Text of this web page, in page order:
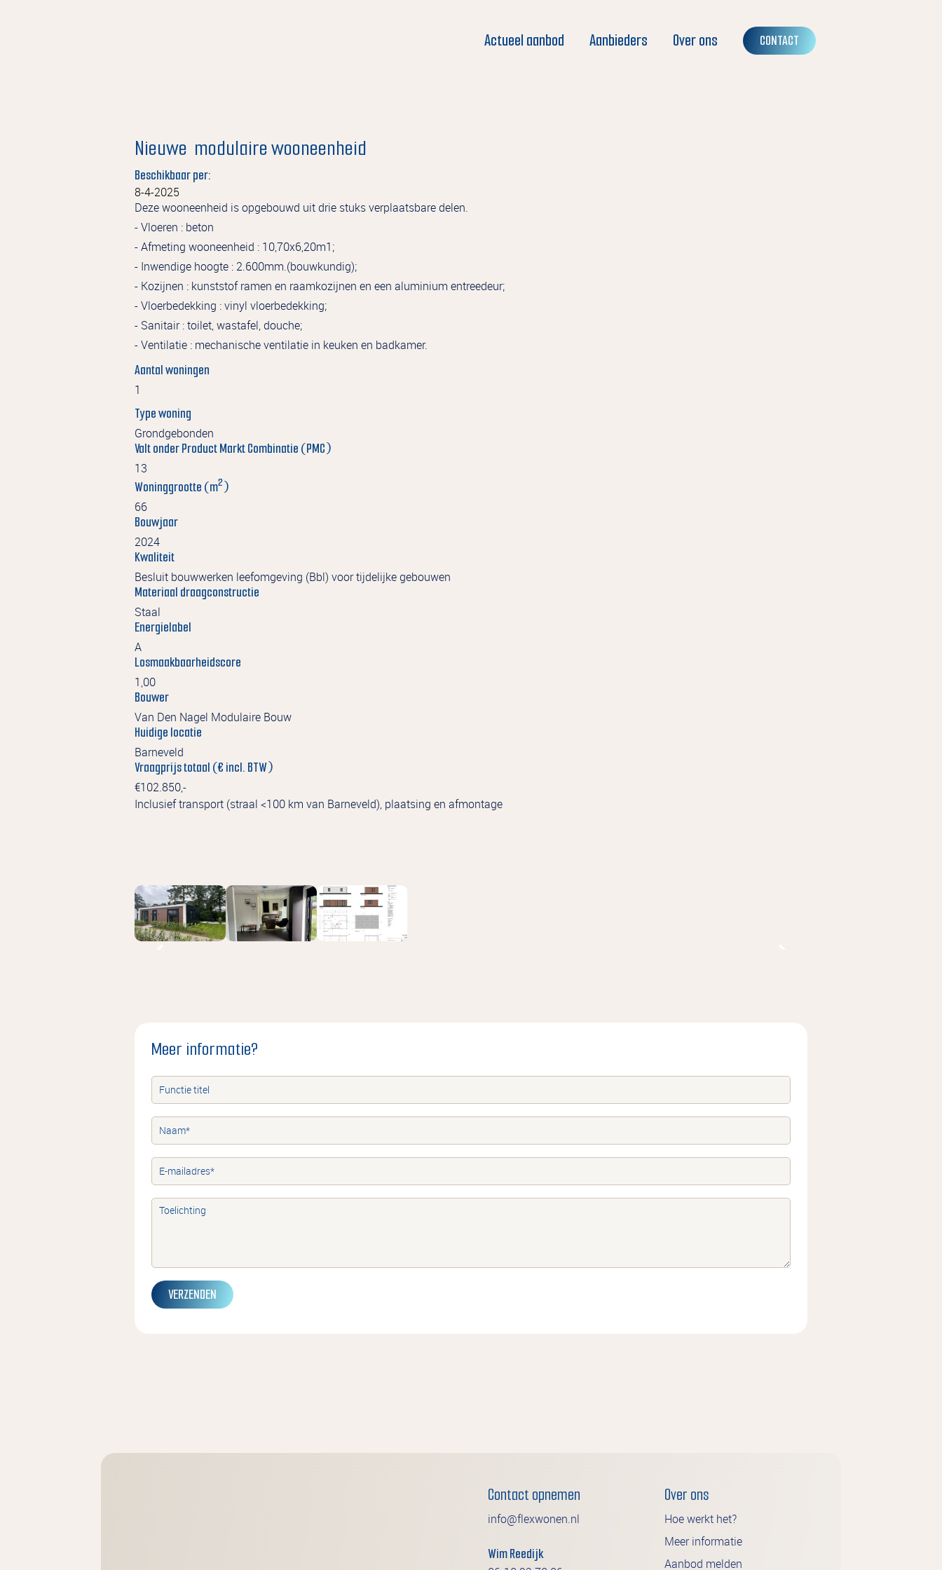
Actueel aanbod Aanbieders Over ons CONTACT
Nieuwe modulaire wooneenheid
Beschikbaar per:
8-4-2025
Deze wooneenheid is opgebouwd uit drie stuks verplaatsbare delen.
- Vloeren : beton
- Afmeting wooneenheid : 10,70x6,20m1;
- Inwendige hoogte : 2.600mm.(bouwkundig);
- Kozijnen : kunststof ramen en raamkozijnen en een aluminium entreedeur;
- Vloerbedekking : vinyl vloerbedekking;
- Sanitair : toilet, wastafel, douche;
- Ventilatie : mechanische ventilatie in keuken en badkamer.
Aantal woningen
1
Type woning
Grondgebonden
Valt onder Product Markt Combinatie (PMC)
13
Woninggrootte (m2)
66
Bouwjaar
2024
Kwaliteit
Besluit bouwwerken leefomgeving (Bbl) voor tijdelijke gebouwen
Materiaal draagconstructie
Staal
Energielabel
A
Losmaakbaarheidscore
1,00
Bouwer
Van Den Nagel Modulaire Bouw
Huidige locatie
Barneveld
Vraagprijs totaal (€ incl. BTW)
€102.850,-
Inclusief transport (straal <100 km van Barneveld), plaatsing en afmontage
Meer informatie?
VERZENDEN
Contact opnemen
info@flexwonen.nl
Wim Reedijk
Over ons
Hoe werkt het?
Meer informatie
Aanbod melden